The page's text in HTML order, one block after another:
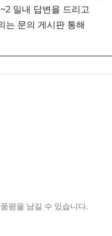
일내 답변을 드리고
는 문의 게시판 통해
평을 남길 수 있습니다.